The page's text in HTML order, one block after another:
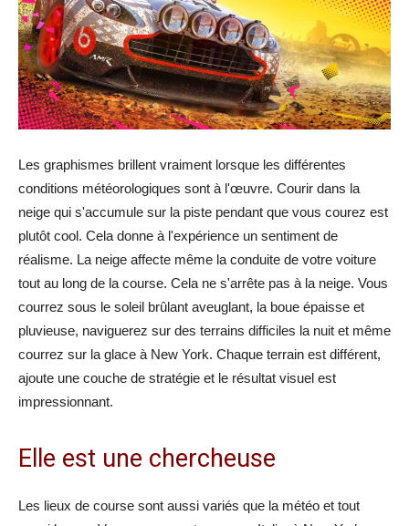
Les graphismes brillent vraiment lorsque les différentes
conditions météorologiques sont à l'œuvre. Courir dans la
neige qui s'accumule sur la piste pendant que vous courez est
plutôt cool. Cela donne à l'expérience un sentiment de
réalisme. La neige affecte même la conduite de votre voiture
tout au long de la course. Cela ne s'arrête pas à la neige. Vous
courrez sous le soleil brûlant aveuglant, la boue épaisse et
pluvieuse, naviguerez sur des terrains difficiles la nuit et même
courrez sur la glace à New York. Chaque terrain est différent,
ajoute une couche de stratégie et le résultat visuel est
impressionnant.
Elle est une chercheuse
Les lieux de course sont aussi variés que la météo et tout